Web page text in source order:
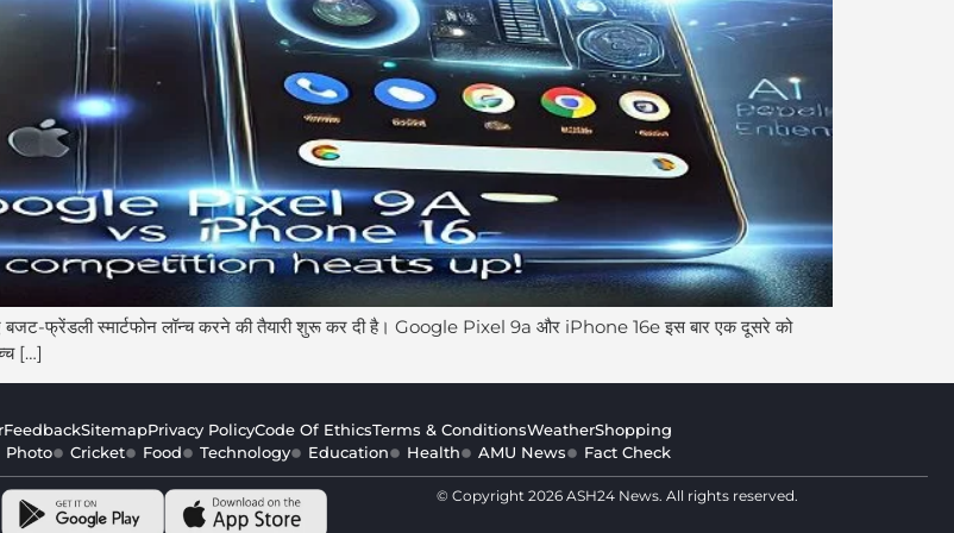
फ्रेंडली स्मार्टफोन लॉन्च करने की तैयारी शुरू कर दी है। Google Pixel 9a और iPhone 16e इस बार एक दूसरे को
[…]
FeedbackSitemapPrivacy PolicyCode Of EthicsTerms & ConditionsWeatherShopping
Photo Cricket Food Technology Education Health AMU News Fact Check
© Copyright 2026 ASH24 News. All rights reserved.